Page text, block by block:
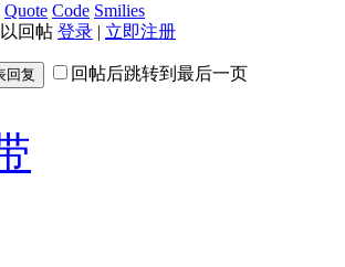
Quote Code Smilies
回帖 登录 | 立即注册
回复 回帖后跳转到最后一页